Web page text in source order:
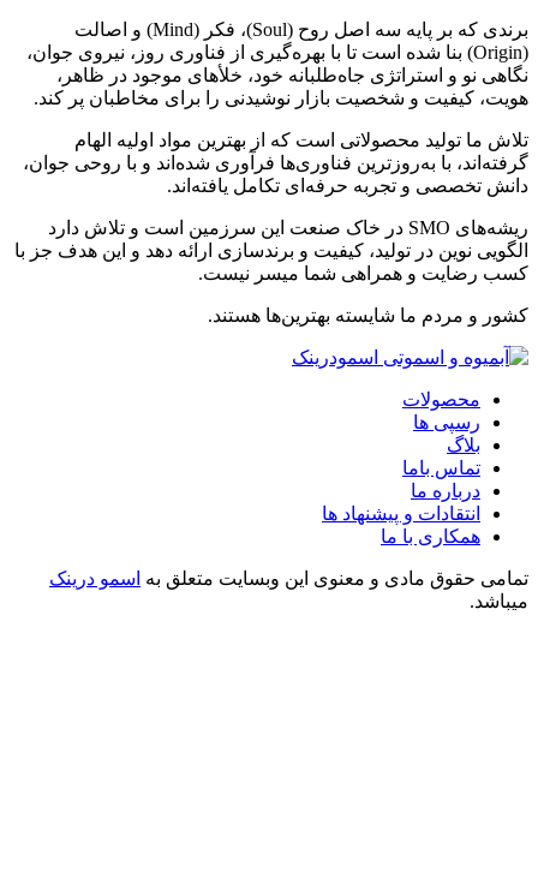
برندی که بر پایه سه اصل روح (Soul)، فکر (Mind) و اصالت
(Origin) بنا شده است تا با بهره‌گیری از فناوری روز، نیروی جوان،
نگاهی نو و استراتژی جاه‌طلبانه خود، خلأهای موجود در ظاهر،
هویت، کیفیت و شخصیت بازار نوشیدنی را برای مخاطبان پر کند.
تلاش ما تولید محصولاتی است که از بهترین مواد اولیه الهام
گرفته‌اند، با به‌روزترین فناوری‌ها فرآوری شده‌اند و با روحی جوان،
دانش تخصصی و تجربه حرفه‌ای تکامل یافته‌اند.
ریشه‌های SMO در خاک صنعت این سرزمین است و تلاش دارد
الگویی نوین در تولید، کیفیت و برندسازی ارائه دهد و این هدف جز با
کسب رضایت و همراهی شما میسر نیست.
کشور و مردم ما شایسته بهترین‌ها هستند.
محصولات
رسپی ها
بلاگ
تماس باما
درباره ما
انتقادات و پیشنهاد ها
همکاری با ما
تمامی حقوق مادی و معنوی این وبسایت متعلق به اسمو درینک
میباشد.